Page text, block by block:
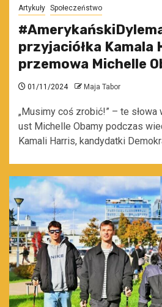
Artykuły Społeczeństwo
przyjaciółka Kamala
przemowa Michelle
01/11/2024 Maja Tabor
„Musimy coś zrobić!” – te słowa
ust Michelle Obamy podczas
Kamali Harris, kandydatki